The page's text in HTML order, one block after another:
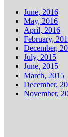
June, 2016
May, 2016
April, 2016
February,
December,
July, 2015
June, 2015
March, 2015
December,
November,